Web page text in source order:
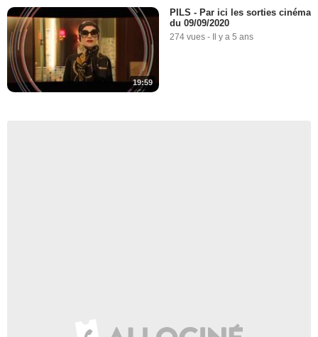
19:59
PILS - Par ici les sorties cinéma
du 09/09/2020
274 vues - Il y a 5 ans